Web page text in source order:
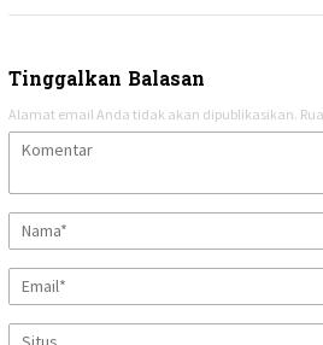
Tinggalkan Balasan
Alamat email Anda tidak akan dipublikasikan.